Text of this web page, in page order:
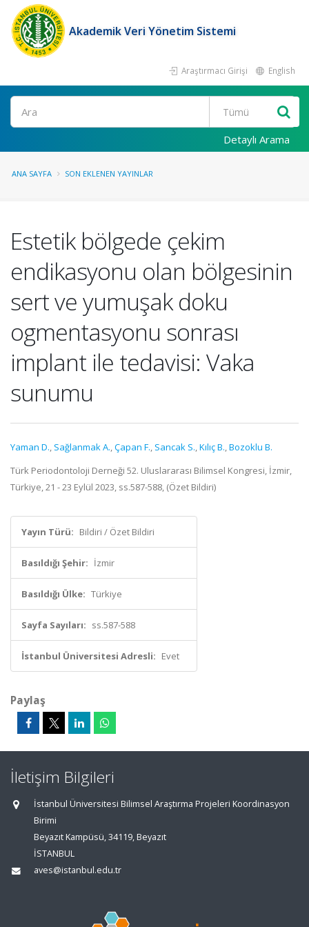
Akademik Veri Yönetim Sistemi
Araştırmacı Girişi English
Ara
Detaylı Arama
ANA SAYFA SON EKLENEN YAYINLAR
Estetik bölgede çekim
endikasyonu olan bölgesinin
sert ve yumuşak doku
ogmentasyonu sonrası
implant ile tedavisi: Vaka
sunumu
Yaman D., Sağlanmak A.,Çapan F., Sancak S.,Kılıç B.,Bozoklu B.
Türk Periodontoloji Derneği 52. Uluslararası Bilimsel Kongresi, İzmir,
Türkiye, 21 - 23 Eylül 2023, ss.587-588, (Özet Bildiri)
Yayın Türü: Bildiri / Özet Bildiri
Basıldığı Şehir: İzmir
Basıldığı Ülke: Türkiye
Sayfa Sayıları: ss.587-588
İstanbul Üniversitesi Adresli: Evet
Paylaş
İletişim Bilgileri
İstanbul Üniversitesi Bilimsel Araştırma Projeleri Koordinasyon
Birimi
Beyazıt Kampüsü, 34119, Beyazıt
İSTANBUL
aves@istanbul.edu.tr